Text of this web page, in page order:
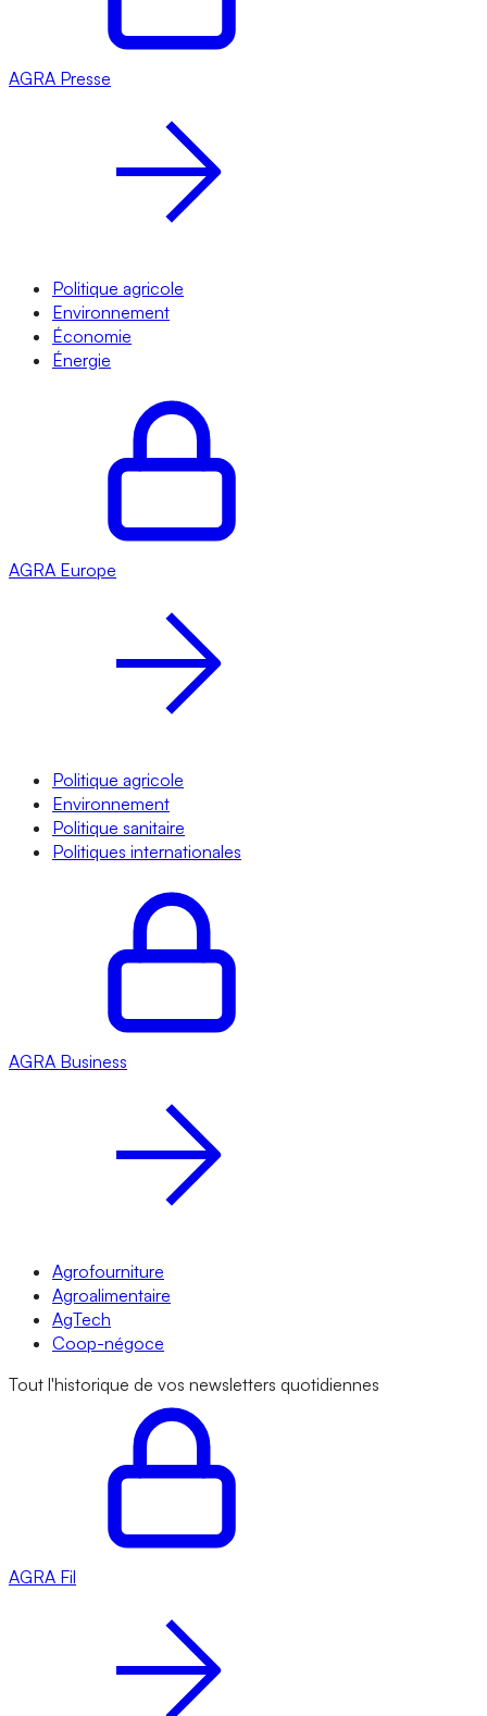
AGRA Presse
Politique agricole
Environnement
Économie
Énergie
AGRA Europe
Politique agricole
Environnement
Politique sanitaire
Politiques internationales
AGRA Business
Agrofourniture
Agroalimentaire
AgTech
Coop-négoce
Tout l'historique de vos newsletters quotidiennes
AGRA Fil